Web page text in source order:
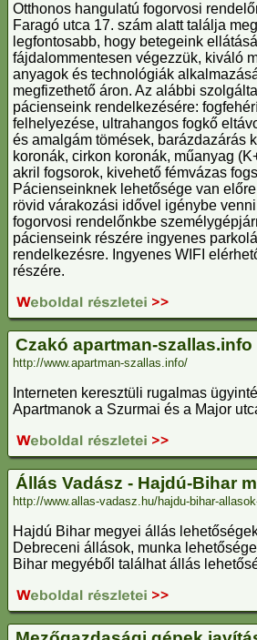
Otthonos hangulatú fogorvosi
Faragó utca 17. szám alatt találja
legfontosabb, hogy betegeink
fájdalommentesen végezzük, kiváló
anyagok és technológiák
megfizethető áron. Az alábbi
pácienseink rendelkezésére:
felhelyezése, ultrahangos fogkő
és amalgám tömések, barázdazárás
koronák, cirkon koronák, műanyag
akril fogsorok, kivehető fémvázas
Pácienseinknek lehetősége van
rövid várakozási idővel igénybe
fogorvosi rendelőnkbe
pácienseink részére ingyenes
rendelkezésre. Ingyenes WIFI
részére.
Czakó apartman-szallas.info
http://www.apartman-szallas.info/
Interneten keresztüli rugalmas
Apartmanok a Szurmai és a Major
Állás Vadász - Hajdú-Bihar
http://www.allas-vadasz.hu/hajdu-bihar-
Hajdú Bihar megyei állás
Debreceni állások, munka
Bihar megyéből találhat állás